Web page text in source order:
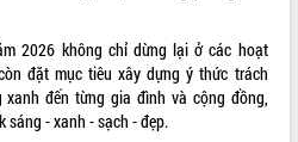
2026 không chỉ dừng lại ở các hoạt
đặt mục tiêuxây dựng ý thức trách
đến từng gia đình và cộng đồng,
- xanh - sạch - đẹp.